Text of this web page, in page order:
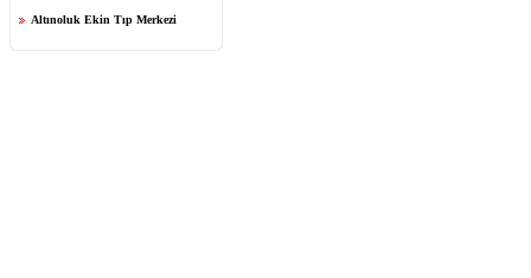
Altınoluk Ekin Tıp Merkezi